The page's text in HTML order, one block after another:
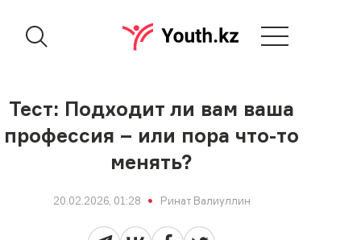
Тест: Подходит ли вам ваша
профессия – или пора что-то
менять?
20.02.2026, 01:28 Ринат Валиуллин